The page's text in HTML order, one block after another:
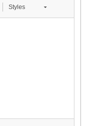
Styles